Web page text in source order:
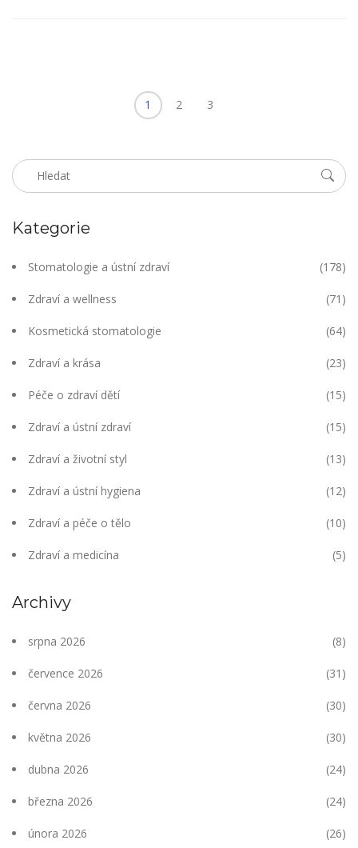
1 2 3
Kategorie
Stomatologie a ústní zdraví (178)
Zdraví a wellness (71)
Kosmetická stomatologie (64)
Zdraví a krása (23)
Péče o zdraví dětí (15)
Zdraví a ústní zdraví (15)
Zdraví a životní styl (13)
Zdraví a ústní hygiena (12)
Zdraví a péče o tělo (10)
Zdraví a medicína (5)
Archivy
srpna 2026 (8)
července 2026 (31)
června 2026 (30)
května 2026 (30)
dubna 2026 (24)
března 2026 (24)
února 2026 (26)